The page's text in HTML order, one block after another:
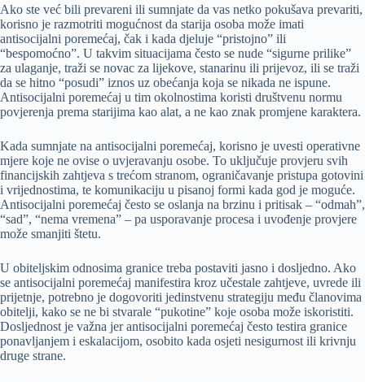
Ako ste već bili prevareni ili sumnjate da vas netko pokušava prevariti,
korisno je razmotriti mogućnost da starija osoba može imati
antisocijalni poremećaj, čak i kada djeluje “pristojno” ili
“bespomoćno”. U takvim situacijama često se nude “sigurne prilike”
za ulaganje, traži se novac za lijekove, stanarinu ili prijevoz, ili se traži
da se hitno “posudi” iznos uz obećanja koja se nikada ne ispune.
Antisocijalni poremećaj u tim okolnostima koristi društvenu normu
povjerenja prema starijima kao alat, a ne kao znak promjene karaktera.
Kada sumnjate na antisocijalni poremećaj, korisno je uvesti operativne
mjere koje ne ovise o uvjeravanju osobe. To uključuje provjeru svih
financijskih zahtjeva s trećom stranom, ograničavanje pristupa gotovini
i vrijednostima, te komunikaciju u pisanoj formi kada god je moguće.
Antisocijalni poremećaj često se oslanja na brzinu i pritisak – “odmah”,
“sad”, “nema vremena” – pa usporavanje procesa i uvođenje provjere
može smanjiti štetu.
U obiteljskim odnosima granice treba postaviti jasno i dosljedno. Ako
se antisocijalni poremećaj manifestira kroz učestale zahtjeve, uvrede ili
prijetnje, potrebno je dogovoriti jedinstvenu strategiju među članovima
obitelji, kako se ne bi stvarale “pukotine” koje osoba može iskoristiti.
Dosljednost je važna jer antisocijalni poremećaj često testira granice
ponavljanjem i eskalacijom, osobito kada osjeti nesigurnost ili krivnju
druge strane.